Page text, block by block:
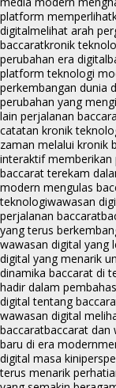
platform
digitalmelihat arah
baccaratkronik
perubahan era digital
platform teknologi
perkembangan dunia
perubahan yang
lain perjalanan
catatan kronik
zaman melalui kronik
interaktif
baccarat terekam
modern mengulas
teknologiwawasan
perjalanan baccarat
yang terus
wawasan digital yang
digital yang menarik
dinamika baccarat di
hadir dalam
digital tentang
wawasan digital
baccaratbaccarat dan
baru di era modern
digital masa kini
terus menarik